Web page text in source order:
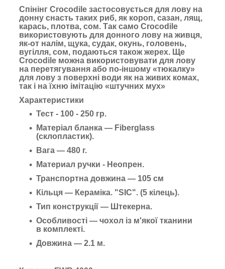
Спінінг Crocodile застосовується для лову на
донну снасть таких риб, як короп, сазан, лящ,
карась, плотва, сом. Так само Crocodile
використовують для донного лову на живця,
як-от налім, щука, судак, окунь, головень,
вугілля, сом, подаються також жерех. Ще
Crocodile можна використовувати для лову
на перетягування або по-іншому «тюкалку»
для лову з поверхні води як на живих комах,
так і на їхню імітацію «штучних мух»
Характеристики
Тест - 100 - 250 гр.
Матеріал бланка — Fiberglass
(склопластик).
Вага — 480 г.
Материал ручки - Неопрен.
Транспортна довжина — 105 см
Кільця — Кераміка. "SIC". (5 кілець).
Тип конструкції — Штекерна.
Особливості — чохол із м'якої тканини
в комплекті.
Довжина — 2.1 м.